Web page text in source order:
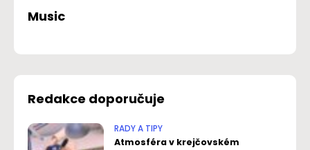
Music
Redakce doporučuje
RADY A TIPY
Atmosféra v krejčovském